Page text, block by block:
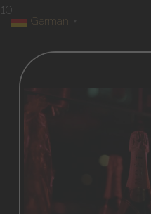
10
German